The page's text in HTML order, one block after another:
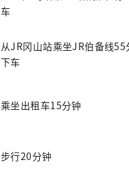
车
从JR冈山站乘坐JR伯备线
下车
乘坐出租车15分钟
步行20分钟